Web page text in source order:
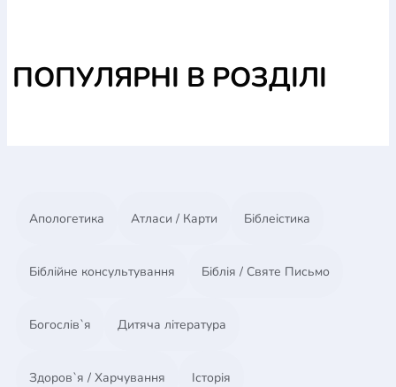
ПОПУЛЯРНІ В РОЗДІЛІ
Апологетика Атласи / Карти Біблеістика
Біблійне консультування Біблія / Святе Письмо
Богослів`я Дитяча література
Здоров`я / Харчування Історія